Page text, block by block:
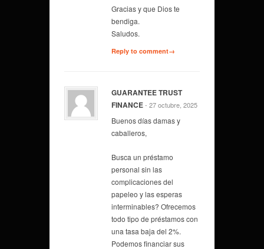
Gracias y que Dios te
bendiga.
Saludos.
Reply to comment→
GUARANTEE TRUST
FINANCE- 27 octubre, 2025
Buenos días damas y
caballeros,
Busca un préstamo
personal sin las
complicaciones del
papeleo y las esperas
interminables? Ofrecemos
todo tipo de préstamos con
una tasa baja del 2%.
Podemos financiar sus